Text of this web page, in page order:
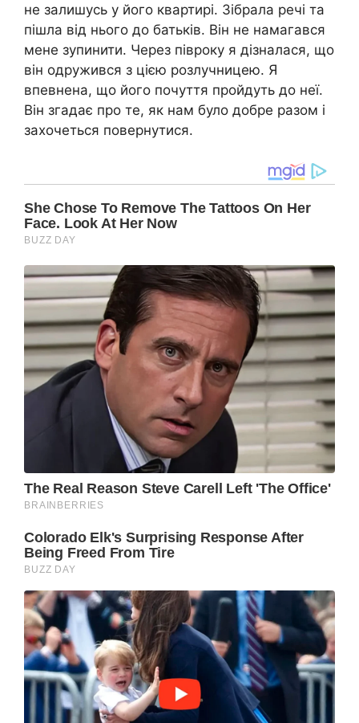
не залишусь у його квартирі. Зібрала речі та
пішла від нього до батьків. Він не намагався
мене зупинити. Через півроку я дізналася, що
він одружився з цією poзлучницею. Я
впевнена, що його почуття пройдуть до неї.
Він згадає про те, як нам було добре разом і
захочеться повернутися.